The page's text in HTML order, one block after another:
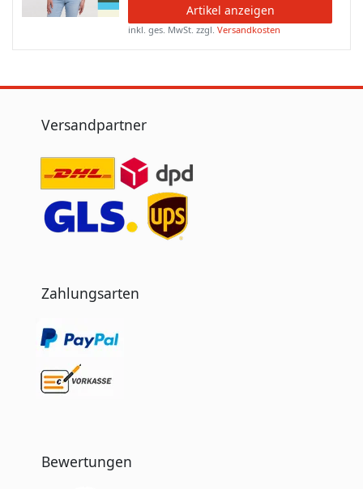
Artikel anzeigen
inkl. ges. MwSt. zzgl.Versandkosten
Versandpartner
Zahlungsarten
Bewertungen